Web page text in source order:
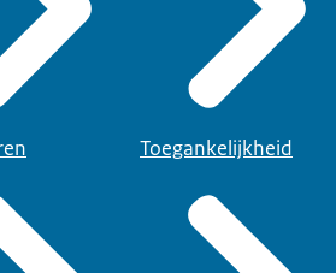
Toegankelijkheid